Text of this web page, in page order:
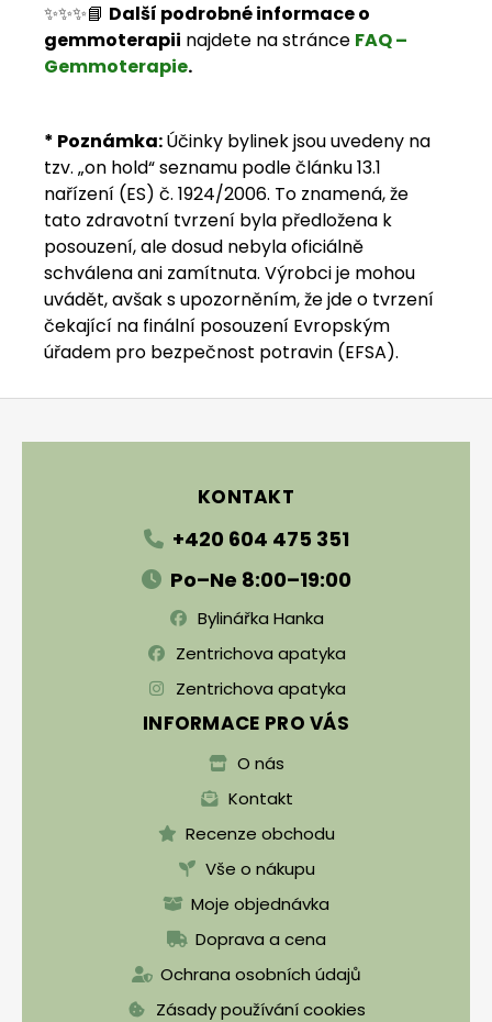
✨✨✨📘 Další podrobné informace o
gemmoterapii najdete na stránce FAQ –
Gemmoterapie.
* Poznámka:Účinky bylinek jsou uvedeny na
tzv. „on hold“ seznamu podle článku 13.1
nařízení (ES) č. 1924/2006. To znamená, že
tato zdravotní tvrzení byla předložena k
posouzení, ale dosud nebyla oficiálně
schválena ani zamítnuta. Výrobci je mohou
uvádět, avšak s upozorněním, že jde o tvrzení
čekající na finální posouzení Evropským
úřadem pro bezpečnost potravin (EFSA).
KONTAKT
+420 604 475 351
Po–Ne 8:00–19:00
Bylinářka Hanka
Zentrichova apatyka
Zentrichova apatyka
INFORMACE PRO VÁS
O nás
Kontakt
Recenze obchodu
Vše o nákupu
Moje objednávka
Doprava a cena
Ochrana osobních údajů
Zásady používání cookies